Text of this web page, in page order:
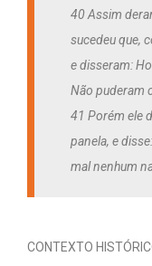
40 Assim
sucedeu que,
e disseram:
Não puderam
41 Porém ele
panela, e
mal nenhum
CONTEXTO